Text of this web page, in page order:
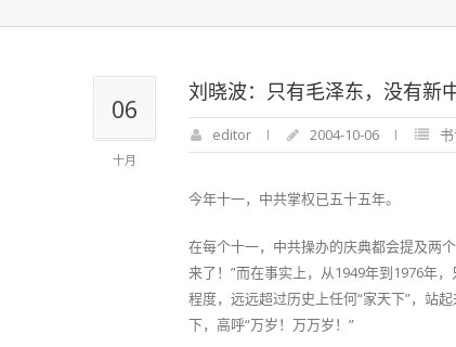
06
十月
刘晓波：只有毛泽东，没有新
editor 2004-10-06
今年十一，中共掌权已五十五年。
在每个十一，中共操办的庆典都会提及两
来了！”而在事实上，从1949年到1976年
程度，远远超过历史上任何“家天下”，站
下，高呼“万岁！万万岁！”